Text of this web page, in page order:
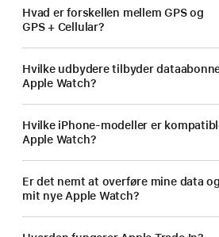
Hvad er forskellen mellem GPS og
GPS + Cellular?
Hvilke udbydere tilbyder
Apple Watch?
Hvilke iPhone-modeller er
Apple Watch?
Er det nemt at overføre mine data
mit nye Apple Watch?